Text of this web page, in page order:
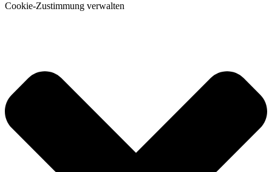
Cookie-Zustimmung verwalten